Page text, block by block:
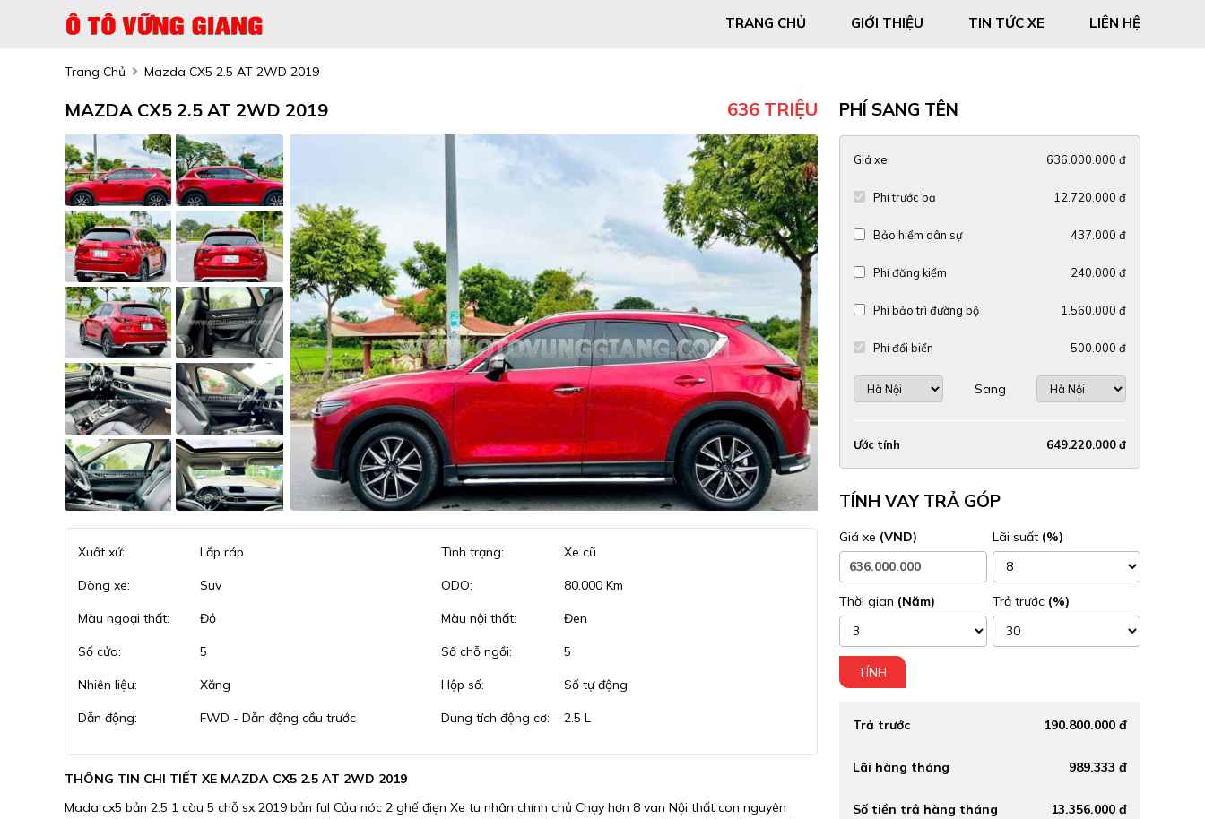
TRANG CHỦ GIỚI THIỆU TIN TỨC XE LIÊN HỆ
Trang Chủ Mazda CX5 2.5 AT 2WD 2019
MAZDA CX5 2.5 AT 2WD 2019 636 TRIỆU
Xuất xứ: Lắp ráp Tình trạng: Xe cũ
Dòng xe: Suv ODO: 80.000 Km
Màu ngoại thất: Đỏ Màu nội thất: Đen
Số cửa: 5 Số chỗ ngồi: 5
Nhiên liệu: Xăng Hộp số: Số tự động
Dẫn động: FWD - Dẫn động cầu trước Dung tích động cơ: 2.5 L
THÔNG TIN CHI TIẾT XE MAZDA CX5 2.5 AT 2WD 2019
Mada cx5 bản 2.5 1 càu 5 chỗ sx 2019 bản ful Của nóc 2 ghế điẹn Xe tu nhân chính chủ Chạy hơn 8 van Nội thất con nguyên
PHÍ SANG TÊN
Giá xe 636.000.000 đ
Phí trước bạ 12.720.000 đ
Bảo hiểm dân sự 437.000 đ
Phí đăng kiểm 240.000 đ
Phí bảo trì đường bộ 1.560.000 đ
Phí đổi biển 500.000 đ
Sang
Ước tính 649.220.000 đ
TÍNH VAY TRẢ GÓP
Giá xe (VND) Lãi suất (%)
Thời gian (Năm) Trả trước (%)
TÍNH
Trả trước 190.800.000 đ
Lãi hàng tháng 989.333 đ
Số tiền trả hàng tháng 13.356.000 đ